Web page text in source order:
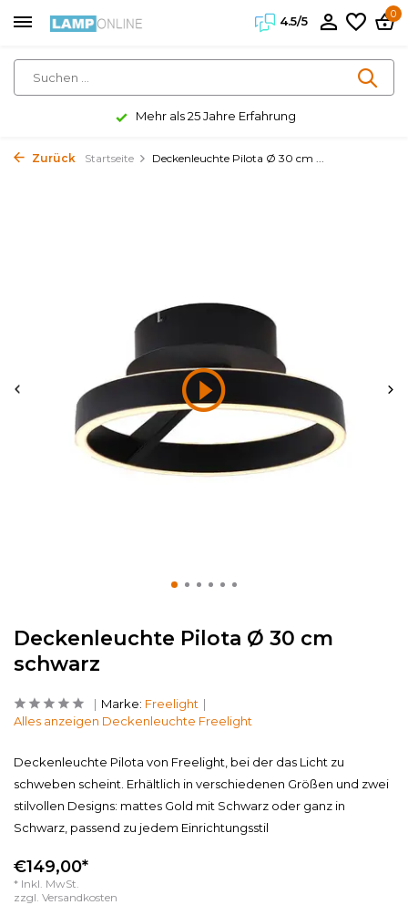
4.5/5
0
Mehr als 25 Jahre Erfahrung
Zurück Startseite Deckenleuchte Pilota Ø 30 cm ...
Deckenleuchte Pilota Ø 30 cm
schwarz
Marke: Freelight
Alles anzeigen Deckenleuchte Freelight
Deckenleuchte Pilota von Freelight, bei der das Licht zu
schweben scheint. Erhältlich in verschiedenen Größen und zwei
stilvollen Designs: mattes Gold mit Schwarz oder ganz in
Schwarz, passend zu jedem Einrichtungsstil
€149,00*
* Inkl. MwSt.
zzgl. Versandkosten